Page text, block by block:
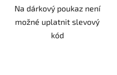
Na dárkový poukaz není
možné uplatnit slevový
kód